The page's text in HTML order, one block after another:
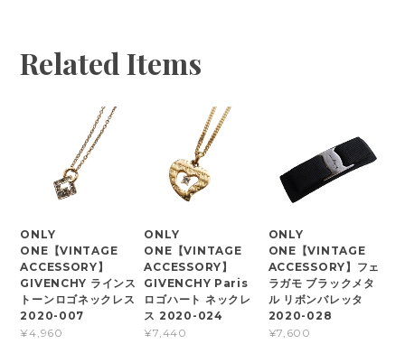
Related Items
ONLY
ONE【VINTAGE
ACCESSORY】
GIVENCHY ラインス
トーンロゴネックレス
2020-007
¥4,960
ONLY
ONE【VINTAGE
ACCESSORY】
GIVENCHY Paris
ロゴハート ネックレ
ス 2020-024
¥7,440
ONLY
ONE【VINTAGE
ACCESSORY】フェ
ラガモ ブラックメタ
ル リボンバレッタ
2020-028
¥7,600